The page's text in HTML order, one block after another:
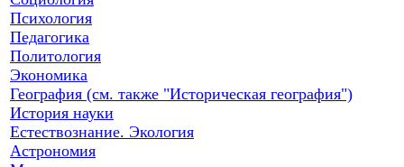
Психология
Педагогика
Политология
Экономика
География (см. также "Историческая география")
История науки
Естествознание. Экология
Астрономия